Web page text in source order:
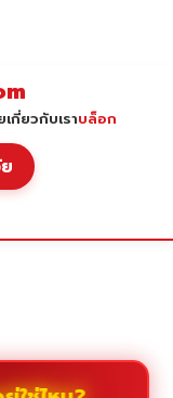
เกี่ยวกับเราบล็อก